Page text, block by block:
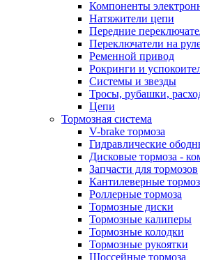
Компоненты
Натяжители цепи
Передние
Переключатели на
Ременной привод
Рокринги и
Системы и звезды
Тросы, рубашки,
Цепи
Тормозная система
V-brake тормоза
Гидравлические
Дисковые тормоза -
Запчасти для тормозов
Кантилеверные
Роллерные тормоза
Тормозные диски
Тормозные калиперы
Тормозные колодки
Тормозные рукоятки
Шоссейные тормоза